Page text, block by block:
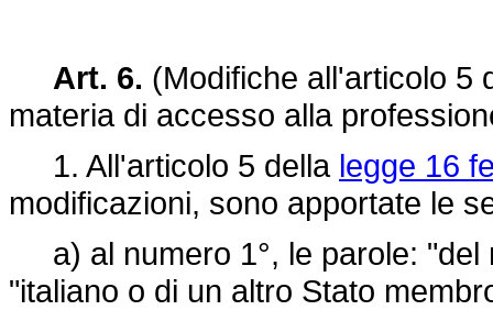
Art. 6. (Modifiche all'articolo 5
materia di accesso alla
1. All'articolo 5 della legge 16
modificazioni, sono apportate le
a) al numero 1°, le parole: "del
"italiano o di un altro Stato